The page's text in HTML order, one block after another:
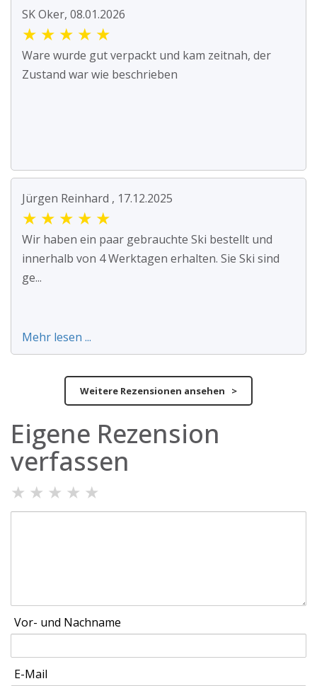
SK Oker, 08.01.2026
★ ★ ★ ★ ★
Ware wurde gut verpackt und kam zeitnah, der
Zustand war wie beschrieben
Jürgen Reinhard , 17.12.2025
★ ★ ★ ★ ★
Wir haben ein paar gebrauchte Ski bestellt und
innerhalb von 4 Werktagen erhalten. Sie Ski sind
ge...
Mehr lesen ...
Weitere Rezensionen ansehen >
Eigene Rezension
verfassen
★ ★ ★ ★ ★
Vor- und Nachname
E-Mail